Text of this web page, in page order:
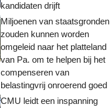
kandidaten drijft
Miljoenen van staatsgronden
zouden kunnen worden
omgeleid naar het platteland
van Pa. om te helpen bij het
compenseren van
belastingvrij onroerend goed
CMU leidt een inspanning